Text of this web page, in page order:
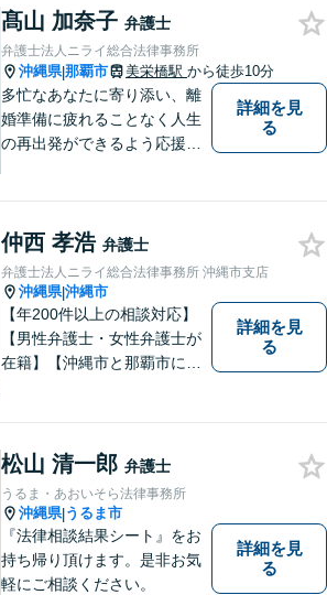
髙山 加奈子 弁護士
弁護士法人ニライ総合法律事務所
沖縄県|那覇市 美栄橋駅 から徒歩10分
多忙なあなたに寄り添い、離
婚準備に疲れることなく人生
の再出発ができるよう応援し
詳細を見
る
仲西 孝浩 弁護士
弁護士法人ニライ総合法律事務所 沖縄市支店
沖縄県|沖縄市
【年200件以上の相談対応】
【男性弁護士・女性弁護士が
在籍】【沖縄市と那覇市に事
す。「沖縄ならではの習慣」
を熟知した弁護士が多数在
籍。
詳細を見
る
松山 清一郎 弁護士
うるま・あおいそら法律事務所
沖縄県|うるま市
『法律相談結果シート』をお
持ち帰り頂けます。是非お気
軽にご相談ください。
詳細を見
る